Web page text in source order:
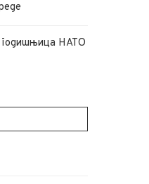
НАТО